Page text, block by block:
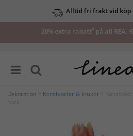
Alltid fri frakt vid köp
20% extra rabatt*på all REA.
Dekoration Konstväxter & krukor >
pack